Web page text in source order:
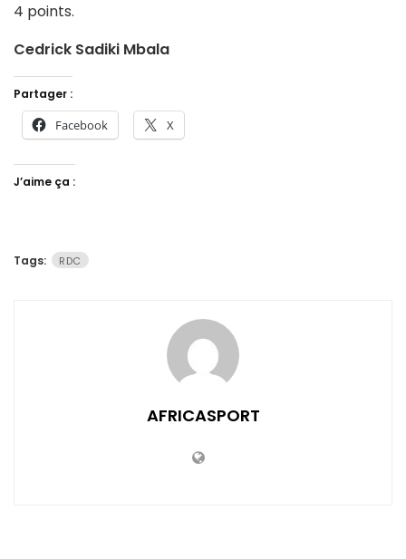
4 points.
Cedrick Sadiki Mbala
Partager :
Facebook X
J’aime ça :
Tags: RDC
AFRICASPORT